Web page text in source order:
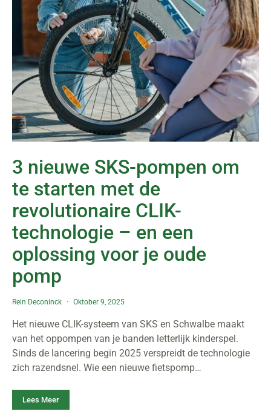
3 nieuwe SKS-pompen om
te starten met de
revolutionaire CLIK-
technologie – en een
oplossing voor je oude
pomp
Rein Deconinck Oktober 9, 2025
Het nieuwe CLIK-systeem van SKS en Schwalbe maakt
van het oppompen van je banden letterlijk kinderspel.
Sinds de lancering begin 2025 verspreidt de technologie
zich razendsnel. Wie een nieuwe fietspomp…
Lees Meer